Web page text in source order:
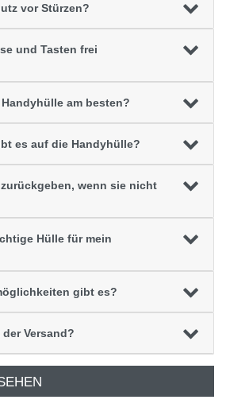
vor Stürzen?
und Tasten frei
am besten?
es auf die Handyhülle?
wenn sie nicht
Hülle für mein
gibt es?
Versand?